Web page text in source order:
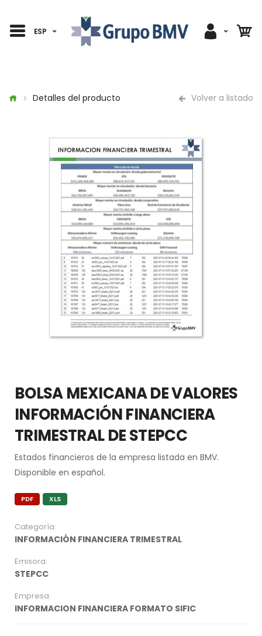
ESP
Detalles del producto Volver a listado
BOLSA MEXICANA DE VALORES
INFORMACIÓN FINANCIERA
TRIMESTRAL DE STEPCC
Estados financieros de la empresa listada en BMV.
Disponible en español.
PDF XLS
Categoría:
INFORMACIÓN FINANCIERA TRIMESTRAL
Emisora:
STEPCC
Empresa:
INFORMACION FINANCIERA FORMATO SIFIC